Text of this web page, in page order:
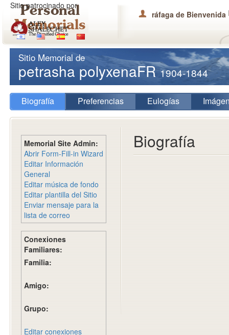
Sitio patrocinado por
ráfaga de Bienvenida
Sitio Memorial de
petrasha polyxenaFR1904-1844
Biografía Preferencias Eulogías
Memorial Site Admin:
Abrir Form-Fill-in Wizard
Editar Información
General
Editar música de fondo
Editar plantilla del Sitio
Enviar mensaje para la
lista de correo
Conexiones
Familiares:
Familia:
Amigo:
Grupo:
Editar conexiones
Biografía